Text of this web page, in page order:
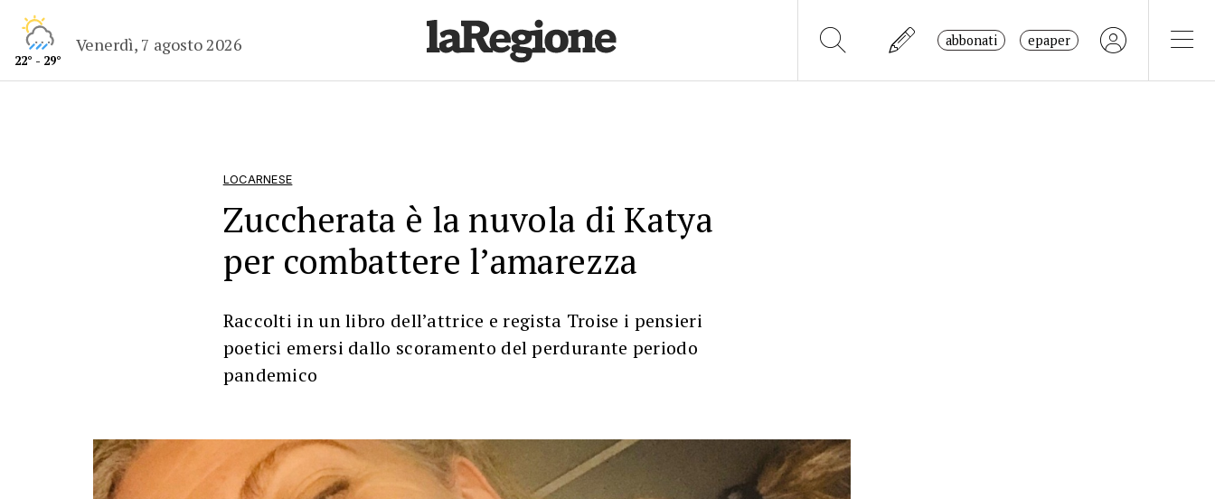
22° - 29°
Venerdì, 7 agosto 2026 abbonati epaper
LOCARNESE
Zuccherata è la nuvola di Katya
per combattere l’amarezza
Raccolti in un libro dell’attrice e regista Troise i pensieri
poetici emersi dallo scoramento del perdurante periodo
pandemico